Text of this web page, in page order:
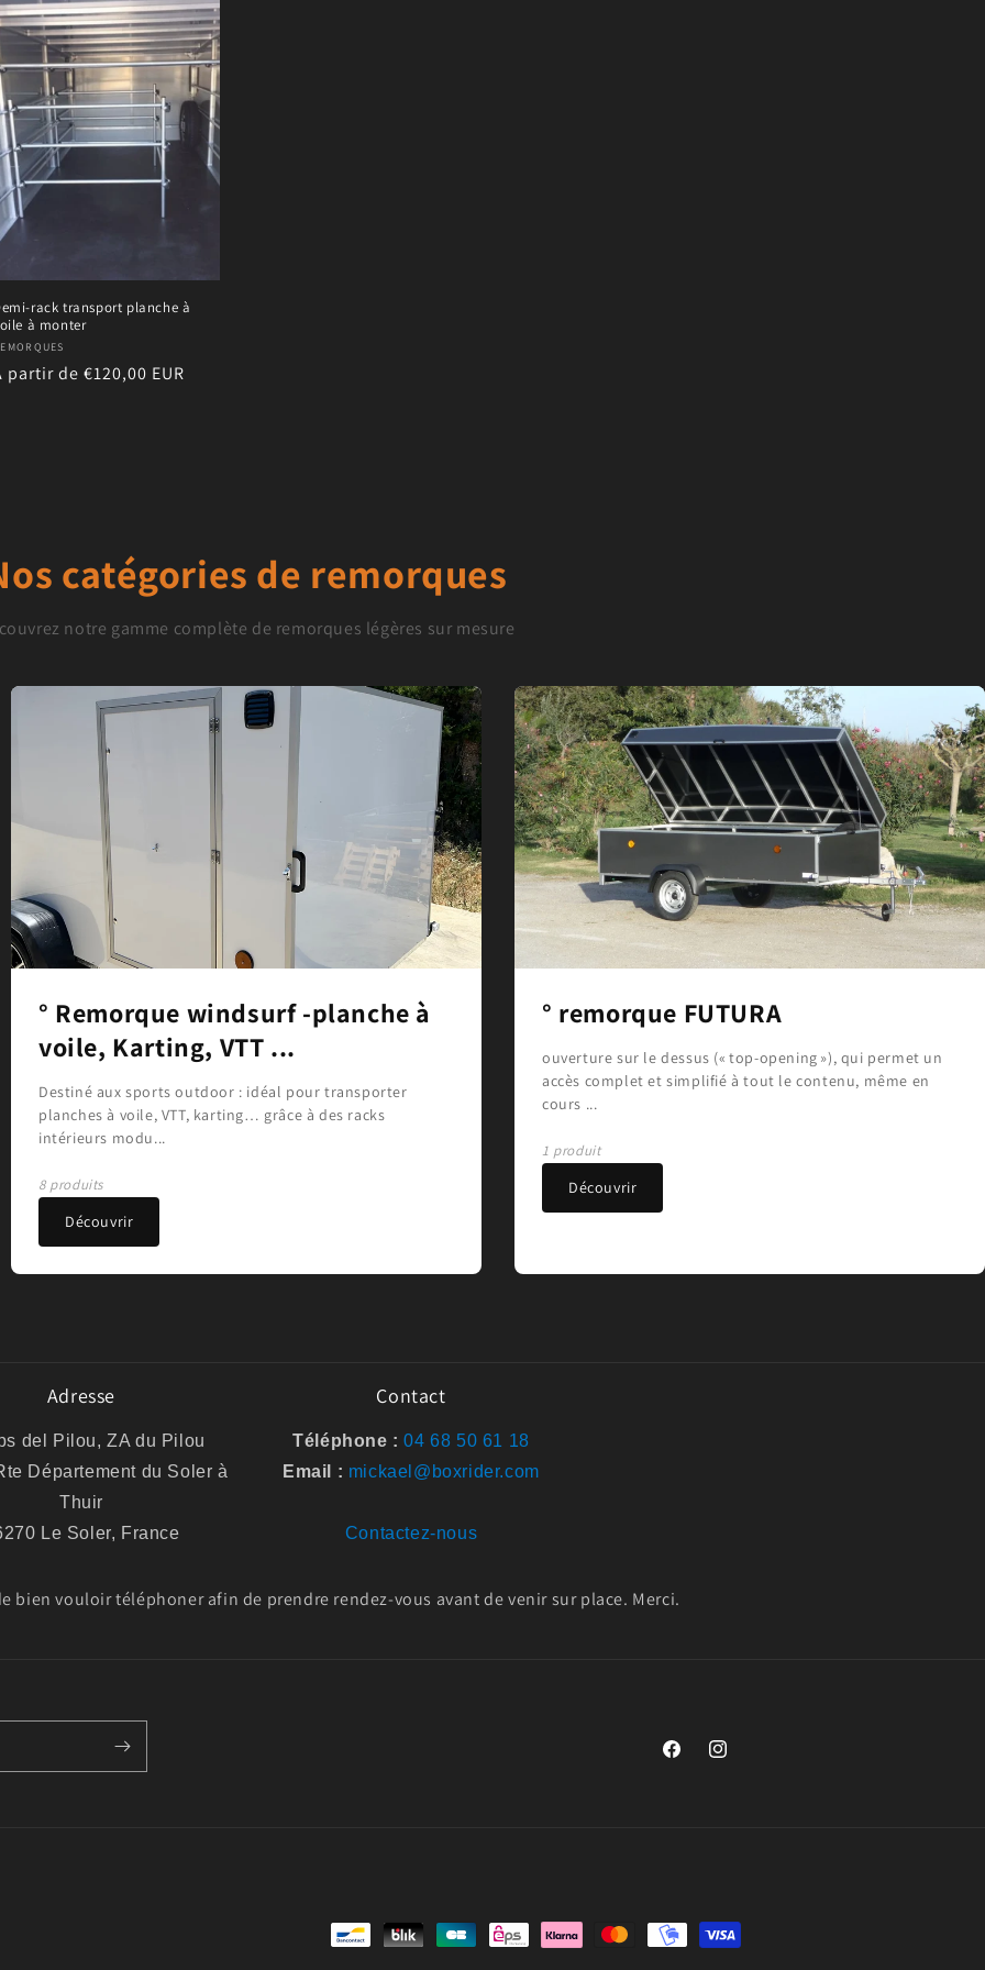
rack transport planche à
à monter
:
partir de €120,00 EUR
catégories de remorques
notre gamme complète de remorques légères sur mesure
° Remorque windsurf -planche à
voile, Karting, VTT ...
Destiné aux sports outdoor : idéal pour transporter
planches à voile, VTT, karting… grâce à des racks
intérieurs modu...
8 produits
Découvrir
° remorque FUTURA
ouverture sur le dessus (« top-opening »), qui permet un
accès complet et simplifié à tout le contenu, même en
cours ...
1 produit
Découvrir
Adresse
del Pilou, ZA du Pilou
Département du Soler à
Thuir
Le Soler, France
Contact
Téléphone : 04 68 50 61 18
Email : mickael@boxrider.com
Contactez-nous
bien vouloir téléphoner afin de prendre rendez-vous avant de venir sur place. Merci.
https://www.facebook.com/
https://www.instagram.com/
Moyens